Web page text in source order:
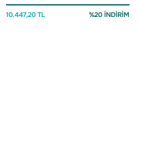
10.447,20 TL %20 İNDİRİM